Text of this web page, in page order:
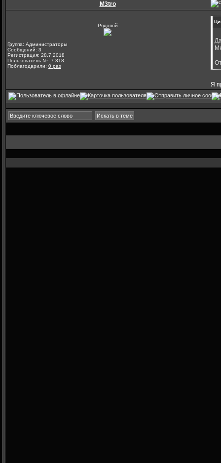
M3tro
Рядовой
Группа: Администраторы
Сообщений: 3
Регистрация: 28.7.2018
Пользователь №: 7 318
Поблагодарили: 0 раз
Я